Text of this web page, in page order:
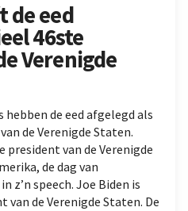
de eed
46ste
Verenigde
de eed afgelegd als
de Verenigde Staten.
president van de Verenigde
de dag van
z’n speech. Joe Biden is
van de Verenigde Staten. De